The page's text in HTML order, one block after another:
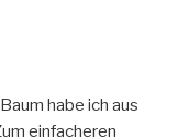
habe ich aus
einfacheren